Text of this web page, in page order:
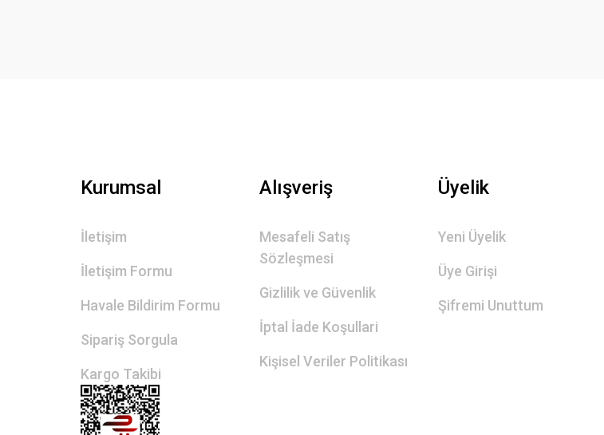
Kurumsal
İletişim
İletişim Formu
Havale Bildirim Formu
Sipariş Sorgula
Kargo Takibi
Alışveriş
Mesafeli Satış
Sözleşmesi
Gizlilik ve Güvenlik
İptal İade Koşullari
Kişisel Veriler Politikası
Üyelik
Yeni Üyelik
Üye Girişi
Şifremi Unuttum